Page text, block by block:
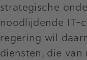
strategische
noodlijdende IT-
regering wil
diensten, die